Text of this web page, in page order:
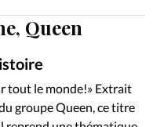
Queen
tout le monde!» Extrait
groupe Queen, ce titre